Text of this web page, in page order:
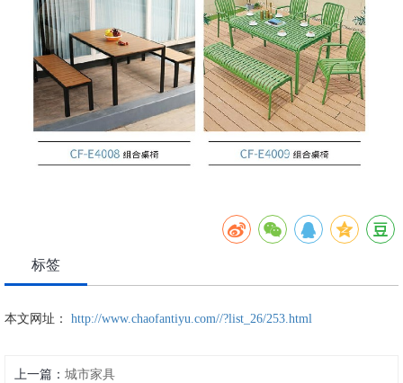
标签
本文网址： http://www.chaofantiyu.com//?list_26/253.html
上一篇： 城市家具